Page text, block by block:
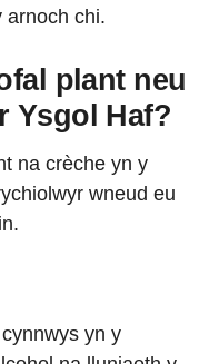
arnoch chi.
plant neu
Ysgol Haf?
na crèche yn y
wneud eu
yn y